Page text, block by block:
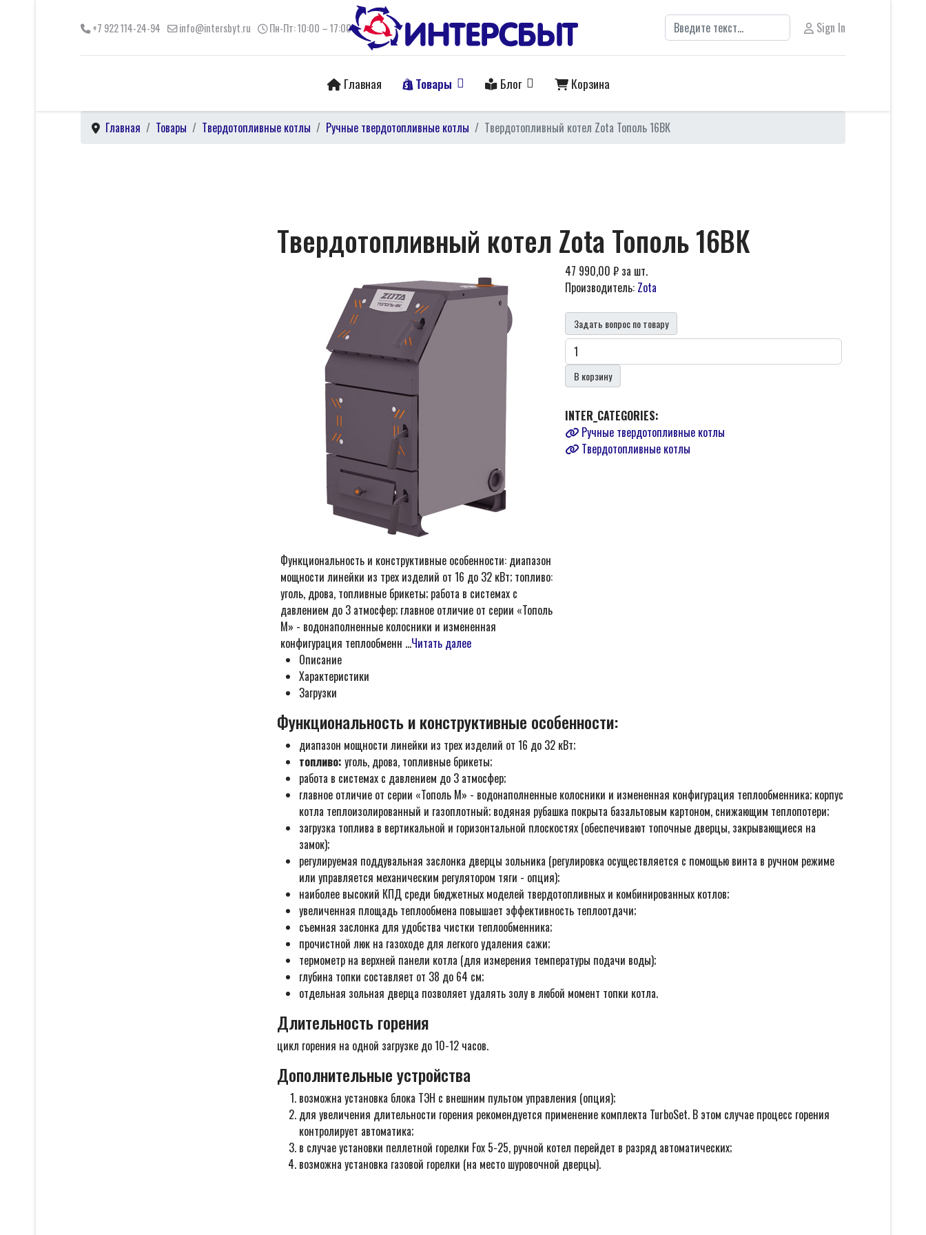
+7 922 114-24-94 info@intersbyt.ru Пн-Пт: 10:00 – 17:00 Поиск Sign In
Главная Товары Блог Корзина
Главная Товары Твердотопливные котлы Ручные твердотопливные котлы Твердотопливный котел Zota Тополь 16ВК
Твердотопливный котел Zota Тополь 16ВК
Функциональность и конструктивные особенности: диапазон
мощности линейки из трех изделий от 16 до 32 кВт; топливо:
уголь, дрова, топливные брикеты; работа в системах с
давлением до 3 атмосфер; главное отличие от серии «Тополь
М» - водонаполненные колосники и измененная
конфигурация теплообменн ...Читать далее
47 990,00 ₽ за шт.
Производитель: Zota
Задать вопрос по товару
В корзину
INTER_CATEGORIES:
Ручные твердотопливные котлы
Твердотопливные котлы
Описание
Характеристики
Загрузки
Функциональность и конструктивные особенности:
диапазон мощности линейки из трех изделий от 16 до 32 кВт;
топливо: уголь, дрова, топливные брикеты;
работа в системах с давлением до 3 атмосфер;
главное отличие от серии «Тополь М» - водонаполненные колосники и измененная конфигурация теплообменника; корпус
котла теплоизолированный и газоплотный; водяная рубашка покрыта базальтовым картоном, снижающим теплопотери;
загрузка топлива в вертикальной и горизонтальной плоскостях (обеспечивают топочные дверцы, закрывающиеся на
замок);
регулируемая поддувальная заслонка дверцы зольника (регулировка осуществляется с помощью винта в ручном режиме
или управляется механическим регулятором тяги - опция);
наиболее высокий КПД среди бюджетных моделей твердотопливных и комбинированных котлов;
увеличенная площадь теплообмена повышает эффективность теплоотдачи;
съемная заслонка для удобства чистки теплообменника;
прочистной люк на газоходе для легкого удаления сажи;
термометр на верхней панели котла (для измерения температуры подачи воды);
глубина топки составляет от 38 до 64 см;
отдельная зольная дверца позволяет удалять золу в любой момент топки котла.
Длительность горения
цикл горения на одной загрузке до 10-12 часов.
Дополнительные устройства
возможна установка блока ТЭН с внешним пультом управления (опция);
для увеличения длительности горения рекомендуется применение комплекта TurboSet. В этом случае процесс горения
контролирует автоматика;
в случае установки пеллетной горелки Fox 5-25, ручной котел перейдет в разряд автоматических;
возможна установка газовой горелки (на место шуровочной дверцы).